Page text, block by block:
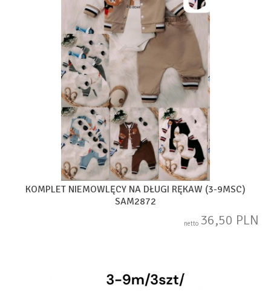
KOMPLET NIEMOWLĘCY NA DŁUGI RĘKAW (3-9MSC)
SAM2872
netto 36,50 PLN